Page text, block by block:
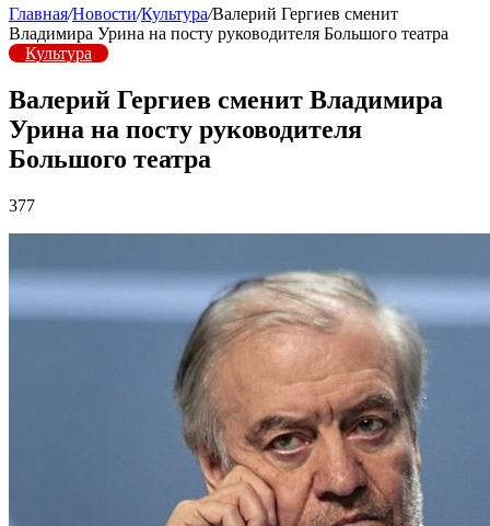
Главная/Новости/Культура/Валерий Гергиев сменит
Владимира Урина на посту руководителя Большого театра
Культура
Валерий Гергиев сменит Владимира
Урина на посту руководителя
Большого театра
377